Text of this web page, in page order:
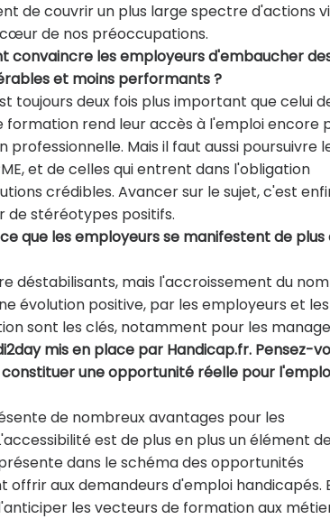
de couvrir un plus large spectre d'actions
de nos préoccupations.
convaincre les employeurs d'embaucher
et moins performants ?
toujours deux fois plus important que celui
formation rend leur accès à l'emploi encore
Mais il faut aussi poursuivre
et de celles qui entrent dans l'obligation
crédibles. Avancer sur le sujet, c'est
de stéréotypes positifs.
que les employeurs se manifestent de plus
déstabilisants, mais l'accroissement du
évolution positive, par les employeurs et les
sont les clés, notamment pour les
mis en place par Handicap.fr. Pensez-
une opportunité réelle pour
de nombreux avantages pour les
est de plus en plus un élément
dans le schéma des opportunités
aux demandeurs d'emploi handicapés.
les vecteurs de formation aux